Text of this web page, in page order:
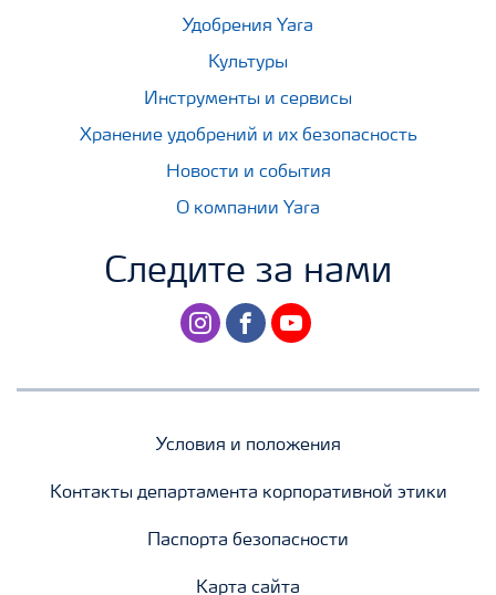
Удобрения Yara
Культуры
Инструменты и сервисы
Хранение удобрений и их безопасность
Новости и события
О компании Yara
Следите за нами
instagramfacebookyoutube
Условия и положения
Контакты департамента корпоративной этики
Паспорта безопасности
Карта сайта